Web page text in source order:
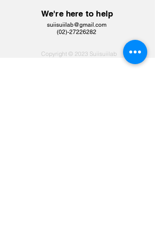
We're here to help
suiisuiilab@gmail.com
​(02)-27226282
Copyright © 2023 Suiisuiilab